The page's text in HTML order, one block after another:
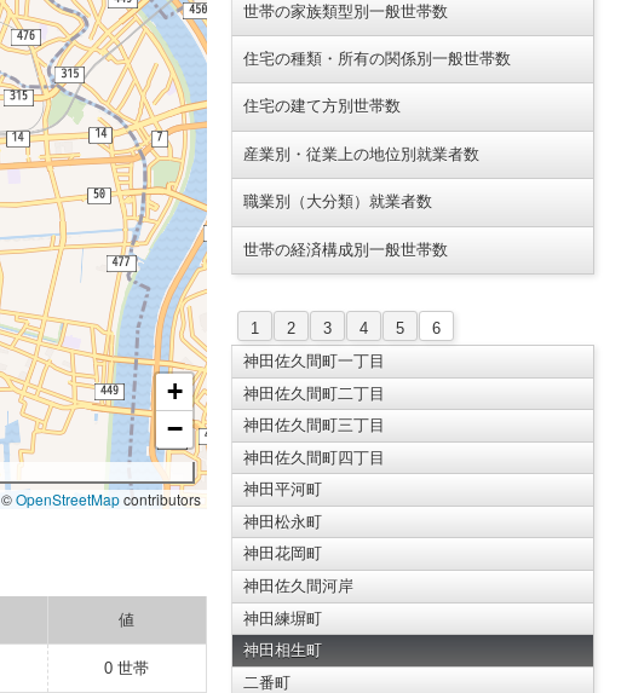
+
−
©OpenStreetMapcontributors
値
0 世帯
世帯の家族類型別一般世帯数
住宅の種類・所有の関係別一般世帯数
住宅の建て方別世帯数
産業別・従業上の地位別就業者数
職業別（大分類）就業者数
世帯の経済構成別一般世帯数
1 2 3 4 5
6
神田佐久間町一丁目
神田佐久間町二丁目
神田佐久間町三丁目
神田佐久間町四丁目
神田平河町
神田松永町
神田花岡町
神田佐久間河岸
神田練塀町
神田相生町
二番町